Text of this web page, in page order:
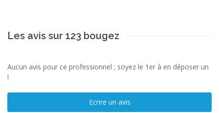
Les avis sur 123 bougez
Aucun avis pour ce professionnel ; soyez le 1er à en déposer un
!
Ecrire un avis